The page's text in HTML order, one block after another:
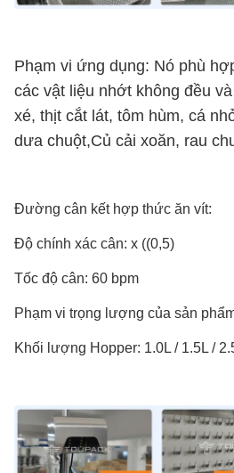
Phạm vi ứng dụng: Nó phù
các vật liệu nhớt không đều
xé, thịt cắt lát, tôm hùm, cá
dưa chuột,Củ cải xoăn, rau
Đường cân kết hợp thức ăn vít:
Độ chính xác cân: x ((0,5)
Tốc độ cân: 60 bpm
Phạm vi trọng lượng của sản
Khối lượng Hopper: 1.0L / 1.5L /